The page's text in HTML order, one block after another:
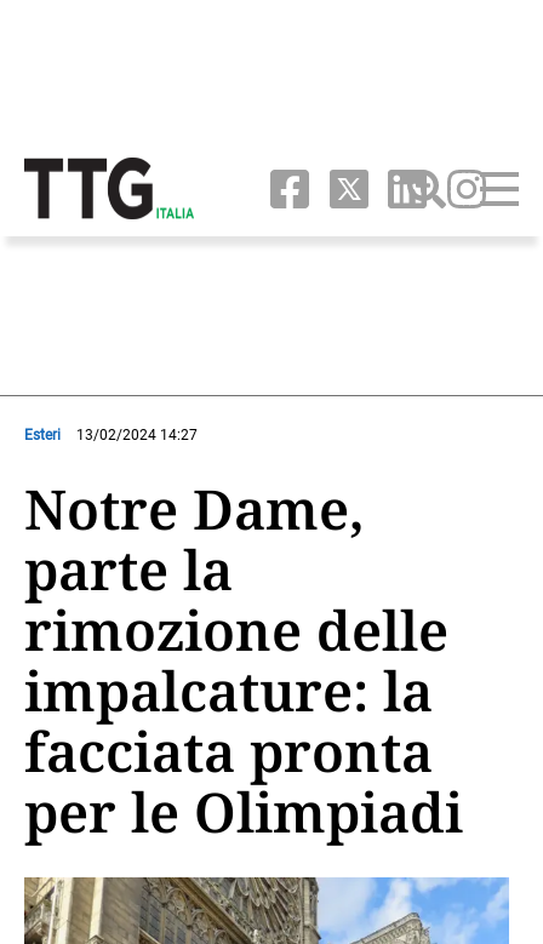
Esteri 13/02/2024 14:27
Notre Dame,
parte la
rimozione delle
impalcature: la
facciata pronta
per le Olimpiadi